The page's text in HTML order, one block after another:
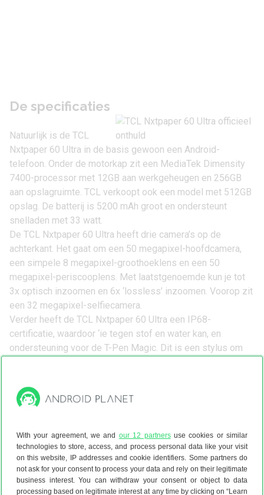
With your agreement, we and our 12 partnersuse cookies or similar
technologies to store, access, and process personal data like your visit
on this website, IP addresses and cookie identifiers. Some partners do
not ask for your consent to process your data and rely on their legitimate
business interest. You can withdraw your consent or object to data
processing based on legitimate interest at any time by clicking on “Learn
De specificaties
Natuurlijk is de TCL
Nxtpaper 60 Ultra in de basis gewoon een Android-
telefoon. Onder de motorkap zit een MediaTek Dimensity
7400-processor met 12GB aan werkgeheugen en 256GB
aan opslagruimte. TCL verkoopt ook een model met 512GB
opslag. De batterij is 5200 mAh groot en ondersteunt
snelladen met 33 watt.
De TCL Nxtpaper 60 Ultra heeft drie camera’s op de
achterkant. Het gaat om een 50 megapixel-hoofdcamera,
een simpele 8 megapixel-groothoeklens en een 50
megapixel-periscooplens. Met laatstgenoemde kun je tot
3x optisch inzoomen en 6x ‘lossless’ inzoomen. Voorop zit
een 32 megapixel-selfiecamera.
Verder heeft de TCL Nxtpaper 60 Ultra een IP68-
certificatie, waardoor ‘ie tegen stof en water kan, en
ondersteuning voor de T-Pen Magic. Dit is een stylus om
maand. De 512GB-versie gaat voor
toonbank.
Download de Android Planet-app